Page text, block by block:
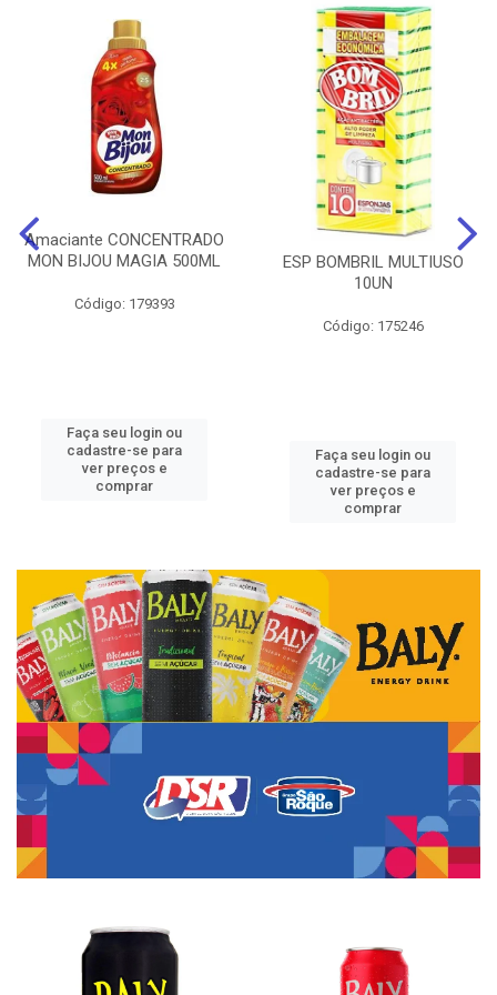
Amaciante CONCENTRADO
MON BIJOU MAGIA 500ML
Código: 179393
Faça seu login ou
cadastre-se para
ver preços e
comprar
ESP BOMBRIL MULTIUSO
10UN
Código: 175246
Faça seu login ou
cadastre-se para
ver preços e
comprar